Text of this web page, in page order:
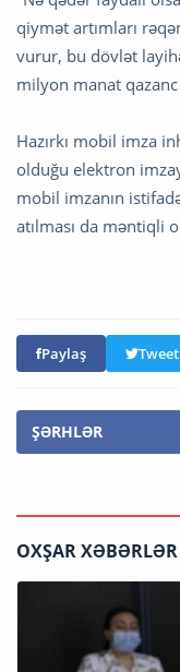
qiymət artımları
vurur, bu dövlət
milyon manat
Hazırkı mobil imza
olduğu elektron
mobil imzanın
atılması da məntiqli
Paylaş Tweet
ŞƏRHLƏR
OXŞAR XƏBƏRLƏR